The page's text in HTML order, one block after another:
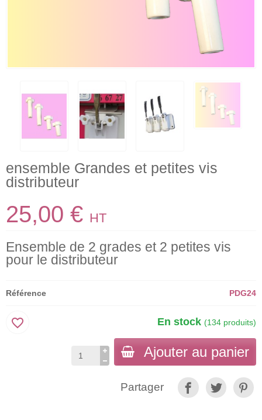
ensemble Grandes et petites vis
distributeur
25,00 € HT
Ensemble de 2 grades et 2 petites vis
pour le distributeur
Référence PDG24
En stock (134 produits)
Ajouter au panier
favorite_border
Partager